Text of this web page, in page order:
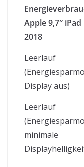
Apple 9,7″ iPad
2018
Leerlauf
Display aus)
Leerlauf
minimale